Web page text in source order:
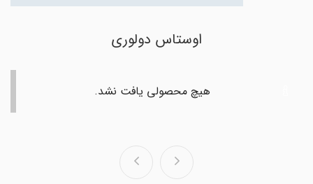
اوستاس دولوری
هیچ محصولی یافت نشد.